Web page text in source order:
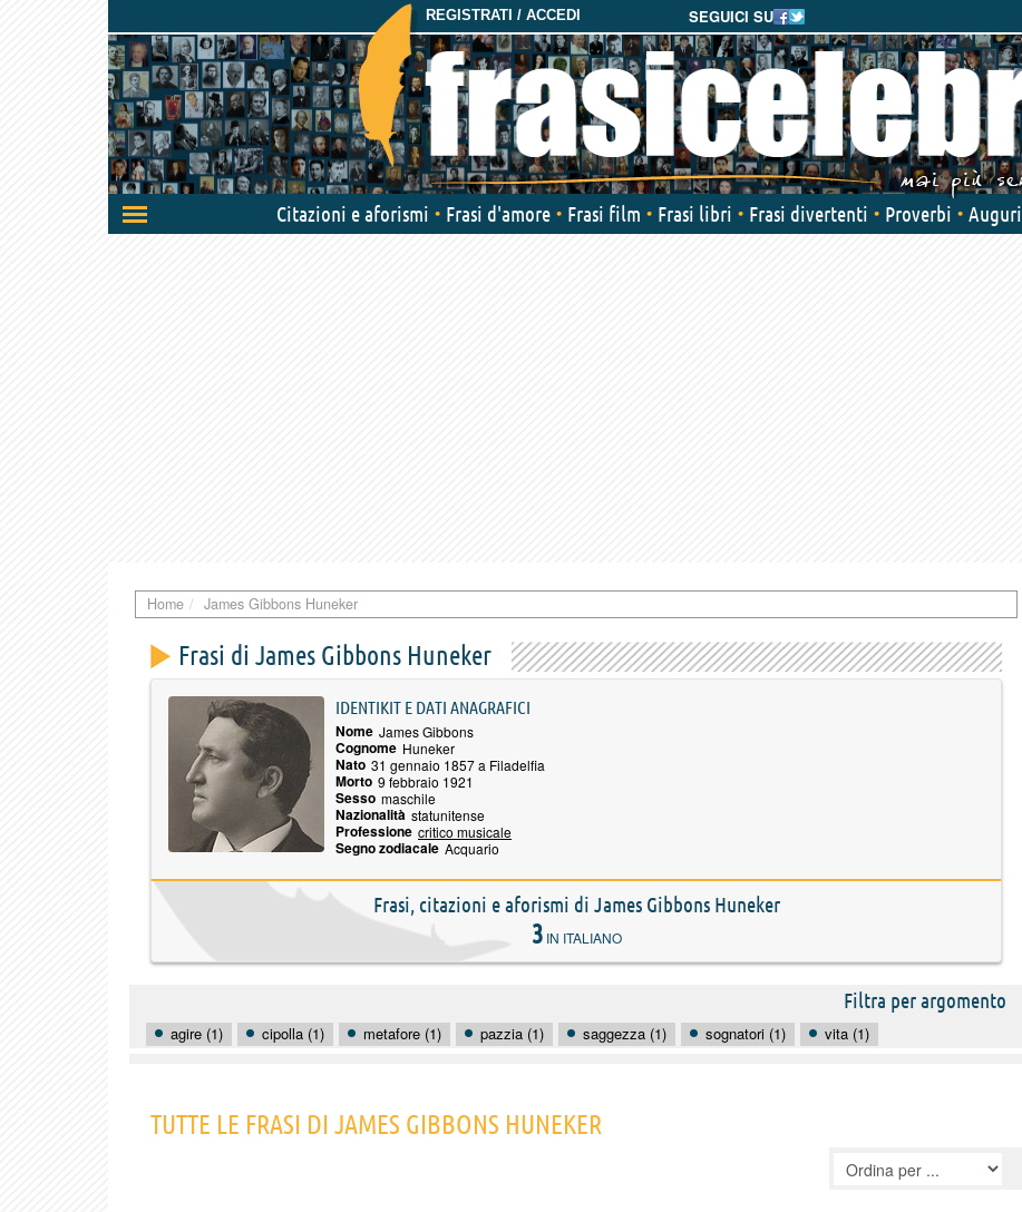
SEGUICI SU
REGISTRATI / ACCEDI
Attiva/disattiva
navigazione
Citazioni e aforismi Frasi d'amore Frasi film Frasi libri Frasi divertenti Proverbi Auguri
Home James Gibbons Huneker
Frasi di James Gibbons Huneker
IDENTIKIT E DATI ANAGRAFICI
Nome James Gibbons
Cognome Huneker
Nato 31 gennaio 1857 a Filadelfia
Morto 9 febbraio 1921
Sesso maschile
Nazionalità statunitense
Professione critico musicale
Segno zodiacale Acquario
Frasi, citazioni e aforismi di James Gibbons Huneker
3IN ITALIANO
Filtra per argomento
agire (1) cipolla (1) metafore (1) pazzia (1) saggezza (1) sognatori (1) vita (1)
TUTTE LE FRASI DI JAMES GIBBONS HUNEKER